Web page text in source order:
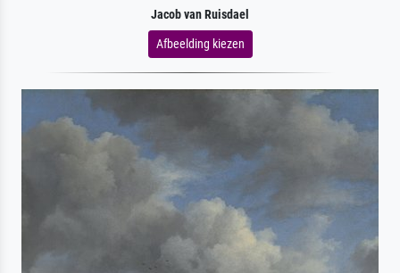
Jacob van Ruisdael
Afbeelding kiezen